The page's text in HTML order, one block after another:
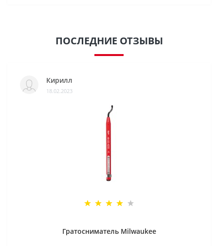
ПОСЛЕДНИЕ ОТЗЫВЫ
Кирилл
18.02.2023
Гратосниматель Milwaukee